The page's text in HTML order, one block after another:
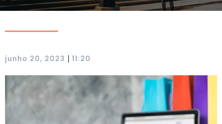
junho 20, 2023 | 11:20